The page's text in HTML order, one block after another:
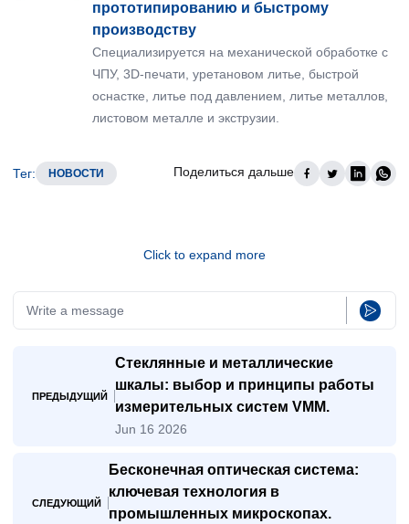
прототипированию и быстрому
производству
Специализируется на механической обработке с
ЧПУ, 3D-печати, уретановом литье, быстрой
оснастке, литье под давлением, литье металлов,
листовом металле и экструзии.
Тег: НОВОСТИ Поделиться дальше
Click to expand more
ПРЕДЫДУЩИЙ
Стеклянные и металлические
шкалы: выбор и принципы работы
измерительных систем VMM.
Jun 16 2026
СЛЕДУЮЩИЙ
Бесконечная оптическая система:
ключевая технология в
промышленных микроскопах.